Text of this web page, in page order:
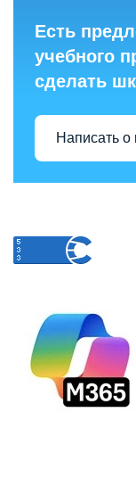
Есть
учебного
сделать
Написать